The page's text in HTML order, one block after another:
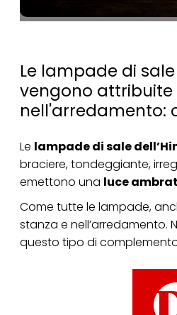
Le lampade di
vengono attribuite
nell'arredamento:
Le lampade di sale
braciere, tondeggiante,
emettono una luce
Come tutte le lampade,
stanza e nell’arredamento.
questo tipo di